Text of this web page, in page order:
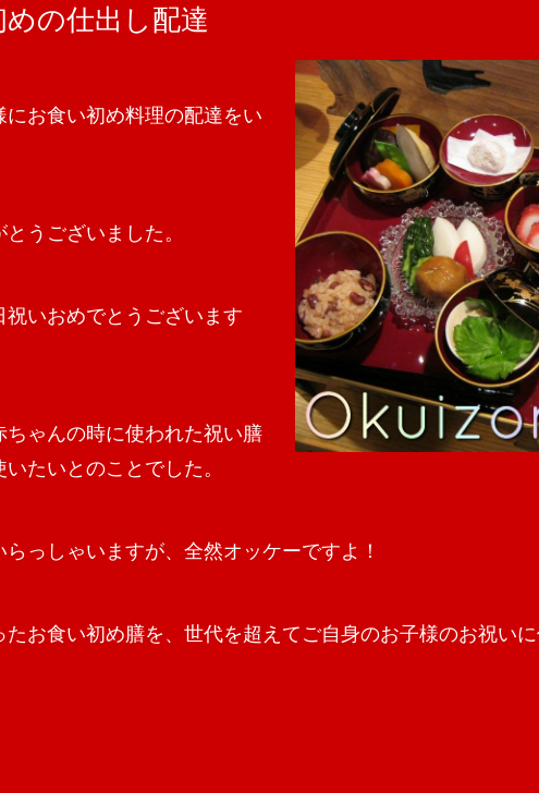
の仕出し配達
お食い初め料理の配達をい
うございました。
いおめでとうございます
ゃんの時に使われた祝い膳
たいとのことでした。
っしゃいますが、全然オッケーですよ！
たお食い初め膳を、世代を超えてご自身のお子様のお祝い